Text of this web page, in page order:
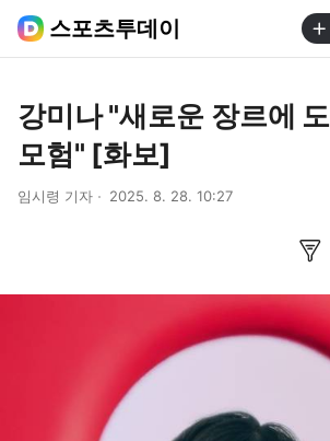
스포츠투데이
강미나 "새로운 장르에
모험" [화보]
임시령 기자 2025. 8. 28. 10:27